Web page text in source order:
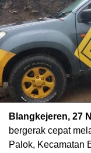
Blangkejeren, 27
bergerak cepat
Palok, Kecamatan